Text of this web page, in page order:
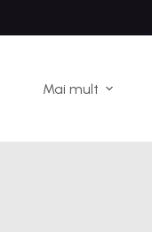
Mai mult